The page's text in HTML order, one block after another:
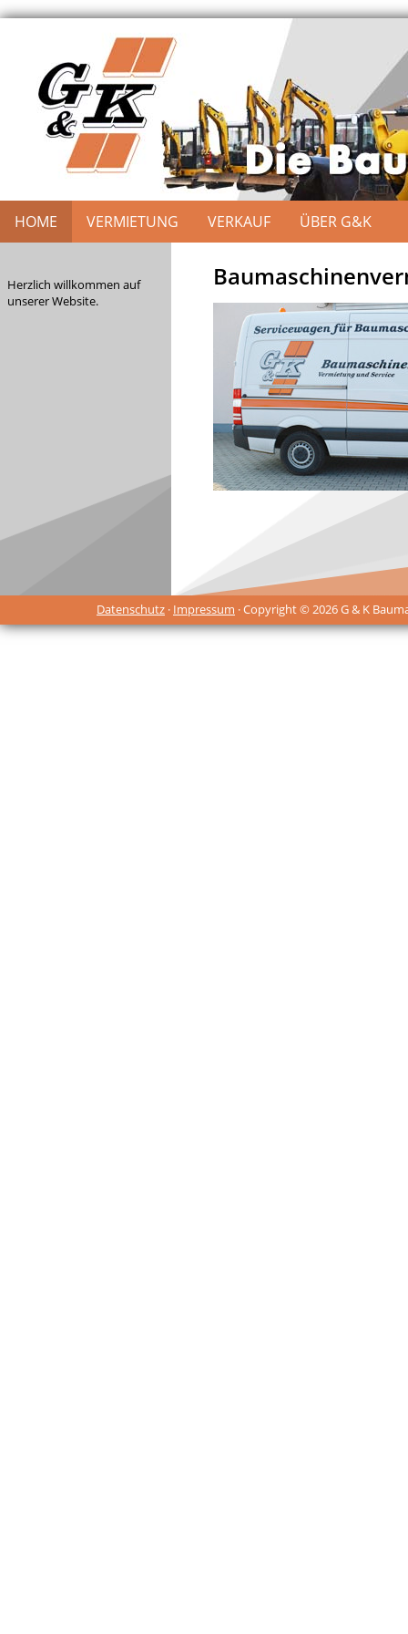
HOME VERMIETUNG VERKAUF ÜBER G&K
Herzlich willkommen auf
unserer Website.
Datenschutz · Impressum · Copyright © 2026 G & K